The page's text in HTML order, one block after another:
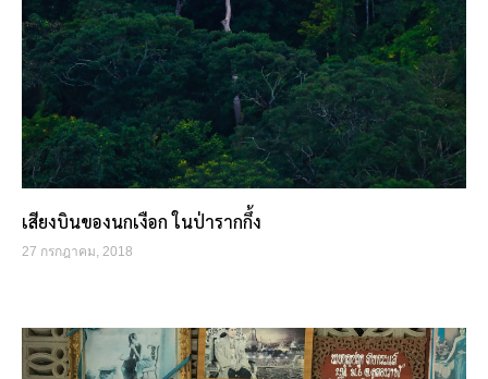
เสียงบินของนกเงือก ในป่ารากกึ้ง
27 กรกฎาคม, 2018